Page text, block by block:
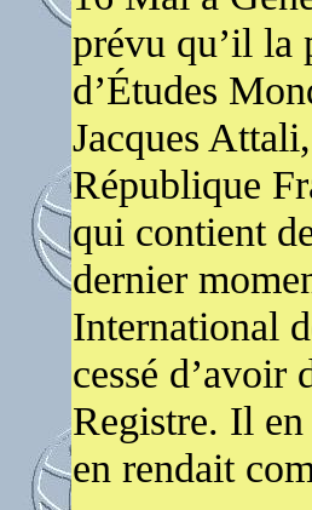
prévu qu’il la
d’Études
Jacques
République
qui contient
dernier
International
cessé d’avoir
Registre. Il
en rendait